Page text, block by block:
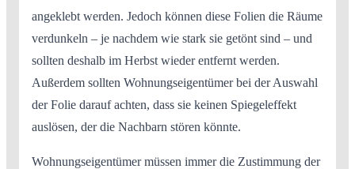
angeklebt werden. Jedoch können diese Folien die Räume
verdunkeln – je nachdem wie stark sie getönt sind – und
sollten deshalb im Herbst wieder entfernt werden.
Außerdem sollten Wohnungseigentümer bei der Auswahl
der Folie darauf achten, dass sie keinen Spiegeleffekt
auslösen, der die Nachbarn stören könnte.
Wohnungseigentümer müssen immer die Zustimmung der